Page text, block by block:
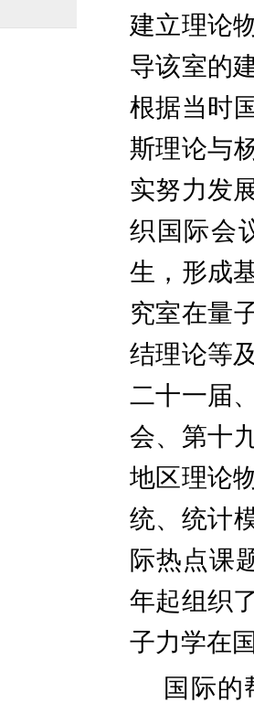
建立理论
导该室的
根据当时
斯理论与
实努力发
织国际会
生，形成
究室在量
结理论等
二十一届
会、第十
地区理论
统、统计
际热点课
年起组织
子力学在
国际的